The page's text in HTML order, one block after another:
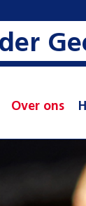
Over ons